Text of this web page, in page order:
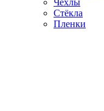
Чехлы
Стёкла
Пленки